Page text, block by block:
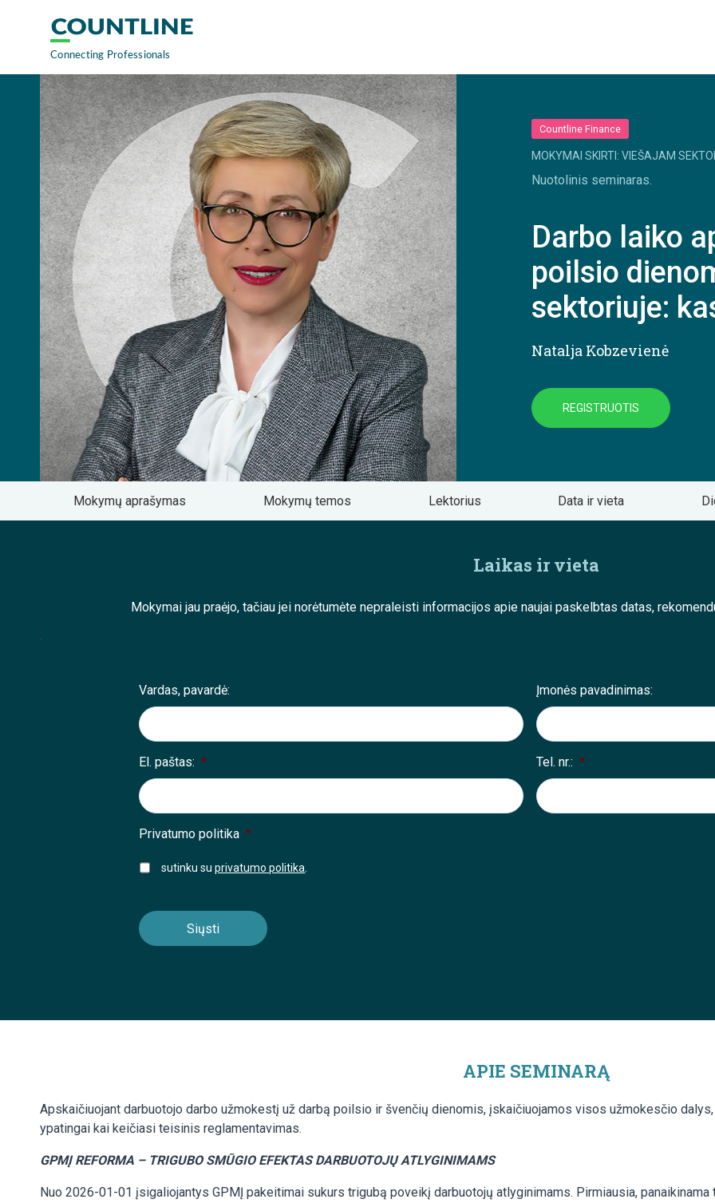
Countline Finance
MOKYMAI SKIRTI: VIEŠAJAM
Nuotolinis seminaras.
Darbo laiko
poilsio
sektoriuje:
Natalja Kobzevienė
REGISTRUOTIS
Mokymų aprašymas Mokymų temos Lektorius Data ir vieta
Laikas ir vieta
Mokymai jau praėjo, tačiau jei norėtumėte nepraleisti informacijos apie naujai paskelbtas datas,
;
Vardas, pavardė: Įmonės pavadinimas:
El. paštas: * Tel. nr.: *
Privatumo politika *
sutinku suprivatumo politika
APIE SEMINARĄ
Apskaičiuojant darbuotojo darbo užmokestį už darbą poilsio ir švenčių dienomis, įskaičiuojamos visos užmokesčio
ypatingai kai keičiasi teisinis reglamentavimas.
GPMĮ REFORMA – TRIGUBO SMŪGIO EFEKTAS DARBUOTOJŲ ATLYGINIMAMS
Nuo 2026-01-01 įsigaliojantys GPMĮ pakeitimai sukurs trigubą poveikį darbuotojų atlyginimams. Pirmiausia,